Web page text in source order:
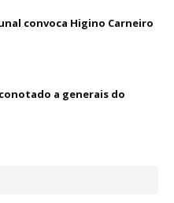
convoca Higino Carneiro
a generais do